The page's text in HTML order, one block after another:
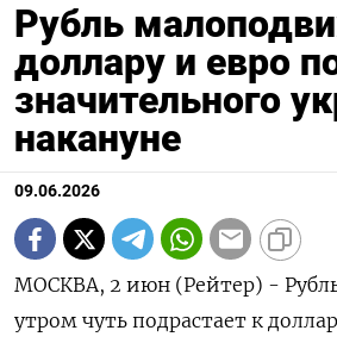
Рубль
доллару и евро
значительного
накануне
09.06.2026
МОСКВА, 2 июн (Рейтер) -
утром чуть подрастает к